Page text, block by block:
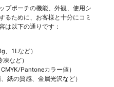
プポーチの機能、外観、使用シ
るために、お客様と十分にコミ
は以下の通りです：
1Lなど）
など）
Pantoneカラー値）
紙の質感、金属光沢など）